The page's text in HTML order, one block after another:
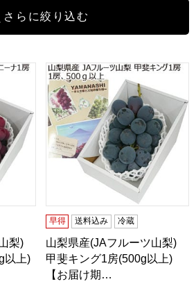
梨) クインニーナ1房(500g以上)【お
梨)
以上)
山梨県産(JAフルーツ山梨)
早得 送料込み 冷蔵
山梨県産(JAフルーツ山梨)
甲斐キング1房(500g以上)
【お届け期…